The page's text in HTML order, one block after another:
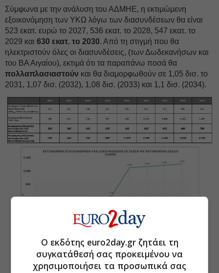
Σύμφωνα με την ανάλυση του ΑΔΜΗΕ, η εκτιμώμενη
εξοικονόμηση των ΥΚΩ λόγω των διασυνδέσεων θα είναι
523 εκατ. ευρώ το 2027, 536 εκατ. το 2028, 547 εκατ. το
2029 και 630 εκατ. το 2030. Από τη στιγμή που θα
ηλεκτριστούν όλες οι διασυνδέσεις, (των Δωδεκανήσων και
του ΒΑ Αιγαίου), εκτιμά ότι τα παραπάνω ποσά θα
πολλαπλασιαστούν και θα διαμορφωθούν σε 1,05 δισ. το
2031, 1,07 δισ. (2032), 1,08 δισ. (2033) και 1,1 δισ. (2034).
Ο εκδότης euro2day.gr ζητάει τη
συγκατάθεσή σας προκειμένου να
χρησιμοποιήσει τα προσωπικά σας